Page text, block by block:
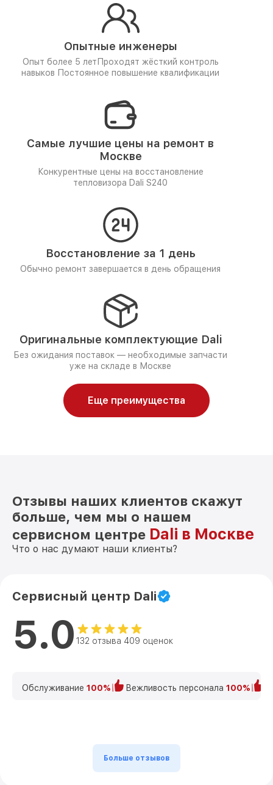
Опытные инженеры
Опыт более 5 лет Проходят жёсткий контроль
навыков Постоянное повышение квалификации
Самые лучшие цены на ремонт в
Москве
Конкурентные цены на восстановление
тепловизора Dali S240
Восстановление за 1 день
Обычно ремонт завершается в день обращения
Оригинальные комплектующие Dali
Без ожидания поставок — необходимые запчасти
уже на складе в Москве
Еще преимущества
Отзывы наших клиентов скажут
больше, чем мы о нашем
сервисном центре Dali в Москве
Что о нас думают наши клиенты?
Сервисный центр Dali
5.0 132 отзыва 409 оценок
Обслуживание 100% Вежливость персонала 100%
Больше отзывов